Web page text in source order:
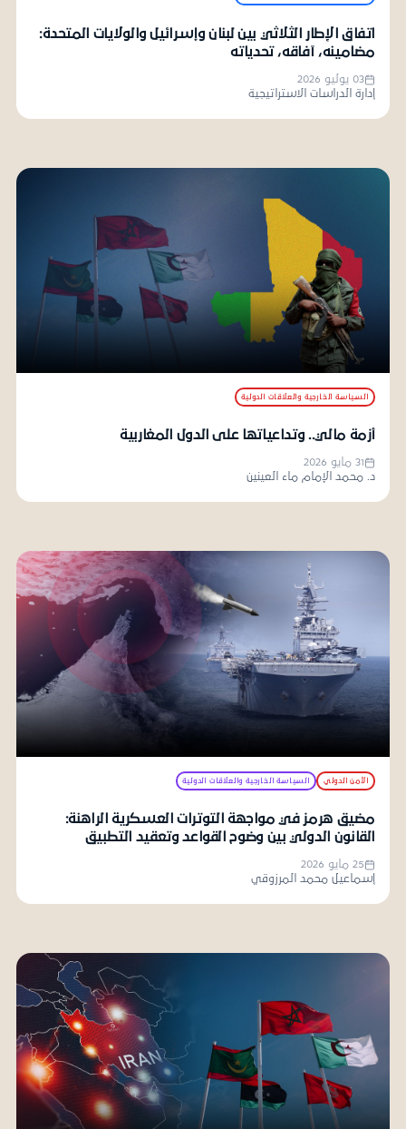
اتفاق الإطار الثلاثي بين لبنان وإسرائيل والولايات المتحدة:
مضامينه، آفاقه، تحدياته
03 يوليو 2026
إدارة الدراسات الاستراتيجية
السياسة الخارجية والعلاقات الدولية
أزمة مالي.. وتداعياتها على الدول المغاربية
31 مايو 2026
د. محمد الإمام ماء العينين
الأمن الدولي السياسة الخارجية والعلاقات الدولية
مضيق هرمز في مواجهة التوترات العسكرية الراهنة:
القانون الدولي بين وضوح القواعد وتعقيد التطبيق
25 مايو 2026
إسماعيل محمد المرزوقي